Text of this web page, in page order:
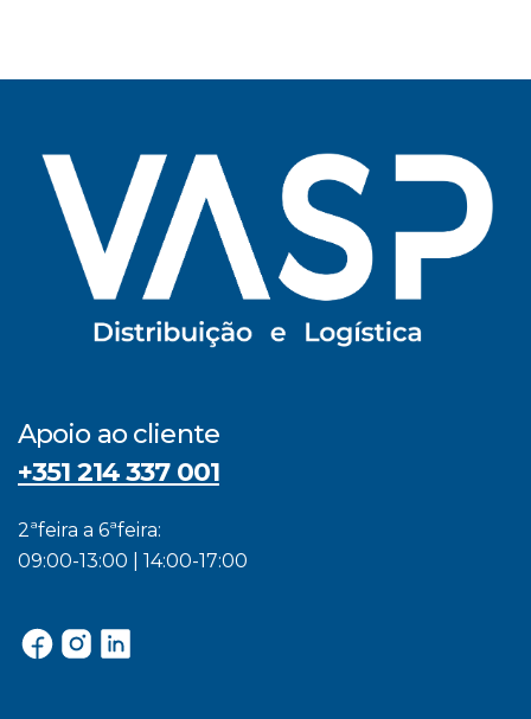
Apoio ao cliente
+351 214 337 001
2ªfeira a 6ªfeira:
09:00-13:00 | 14:00-17:00